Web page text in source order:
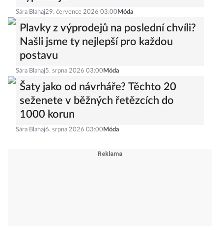
Sára Blahaj29. července 2026 03:00 Móda
Plavky z výprodejů na poslední chvíli?
Našli jsme ty nejlepší pro každou
postavu
Sára Blahaj5. srpna 2026 03:00 Móda
Šaty jako od návrháře? Těchto 20
seženete v běžných řetězcích do
1000 korun
Sára Blahaj6. srpna 2026 03:00 Móda